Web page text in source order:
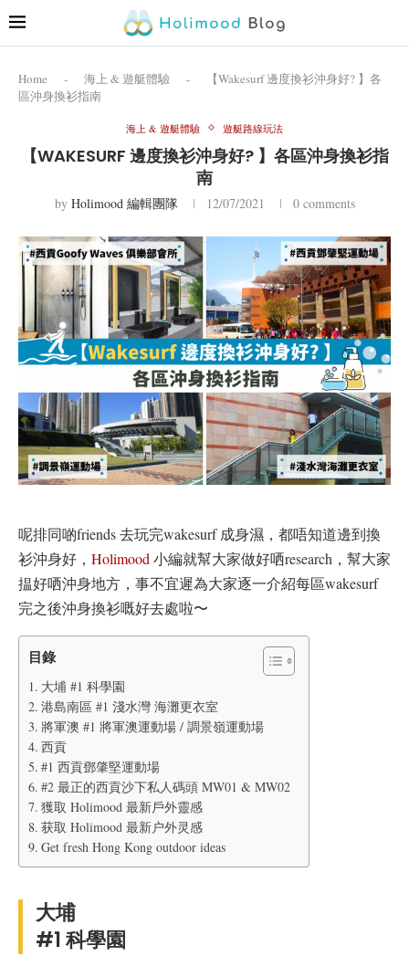
Home - 海上 & 遊艇體驗 -
【Wakesurf 邊度換衫沖身好? 】各
區沖身換衫指南
海上 & 遊艇體驗 遊艇路線玩法
【WAKESURF 邊度換衫沖身好? 】各區沖身換衫指
南
by Holimood 編輯團隊 12/07/2021 0 comments
呢排同啲friends 去玩完wakesurf 成身濕，都唔知道邊到換
衫沖身好， Holimood 小編就幫大家做好哂research，幫大家
揾好哂沖身地方，事不宜遲為大家逐一介紹每區wakesurf
完之後沖身換衫嘅好去處啦〜
目錄
大埔 #1 科學園
港島南區 #1 淺水灣 海灘更衣室
將軍澳 #1 將軍澳運動場 / 調景嶺運動場
西貢
#1 西貢鄧肇堅運動場
#2 最正的西貢沙下私人碼頭 MW01 & MW02
獲取 Holimood 最新戶外靈感
获取 Holimood 最新户外灵感
Get fresh Hong Kong outdoor ideas
大埔
#1 科學園